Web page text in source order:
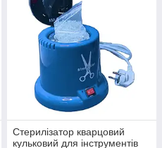
Стерилізатор кварцовий
кульковий для інструментів